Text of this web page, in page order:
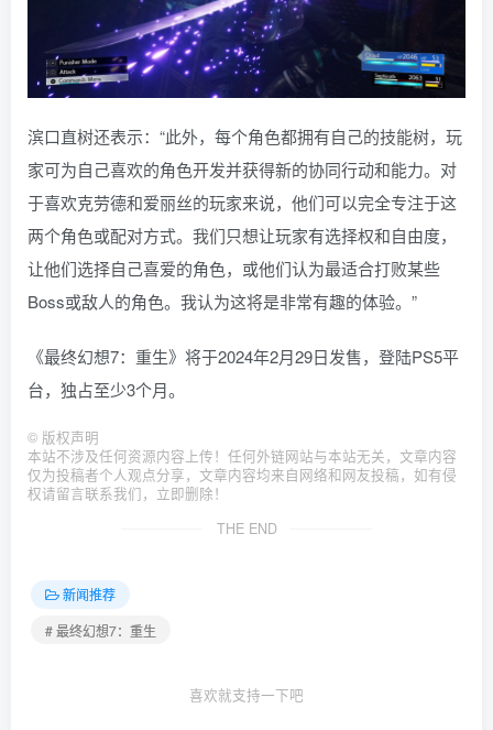
滨口直树还表示：“此外，每个角色都拥有自己的技能树，玩
家可为自己喜欢的角色开发并获得新的协同行动和能力。对
于喜欢克劳德和爱丽丝的玩家来说，他们可以完全专注于这
两个角色或配对方式。我们只想让玩家有选择权和自由度，
让他们选择自己喜爱的角色，或他们认为最适合打败某些
Boss或敌人的角色。我认为这将是非常有趣的体验。”
《最终幻想7：重生》将于2024年2月29日发售，登陆PS5平
台，独占至少3个月。
© 版权声明
本站不涉及任何资源内容上传！任何外链网站与本站无关，文章内容
仅为投稿者个人观点分享，文章内容均来自网络和网友投稿，如有侵
权请留言联系我们，立即删除！
THE END
新闻推荐
# 最终幻想7：重生
喜欢就支持一下吧